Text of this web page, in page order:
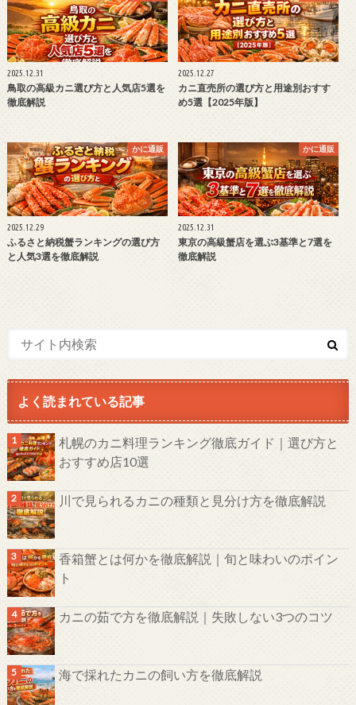
2025.12.31
鳥取の高級カニ選び方と人気店5選を
徹底解説
2025.12.27
カニ直売所の選び方と用途別おすす
め5選【2025年版】
かに通販
2025.12.29
ふるさと納税蟹ランキングの選び方
と人気3選を徹底解説
かに通販
2025.12.31
東京の高級蟹店を選ぶ3基準と7選を
徹底解説
よく読まれている記事
札幌のカニ料理ランキング徹底ガイド｜選び方と
おすすめ店10選
川で見られるカニの種類と見分け方を徹底解説
香箱蟹とは何かを徹底解説｜旬と味わいのポイン
ト
カニの茹で方を徹底解説｜失敗しない3つのコツ
海で採れたカニの飼い方を徹底解説